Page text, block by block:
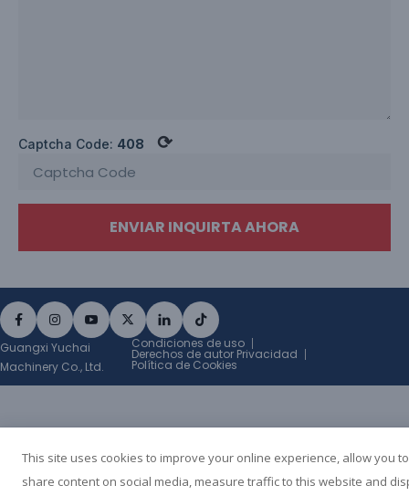
Captcha Code: 408 ⟳
ENVIAR INQUIRTA AHORA
Guangxi Yuchai
Machinery Co., Ltd.
Condiciones de uso
Derechos de autor Privacidad
Política de Cookies
This site uses cookies to improve your online experience, allow you to
share content on social media, measure traffic to this website and